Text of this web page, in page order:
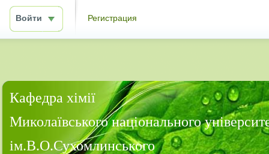
Войти Регистрация
Кафедра хімії
Миколаївського національного
ім.В.О.Сухомлинського